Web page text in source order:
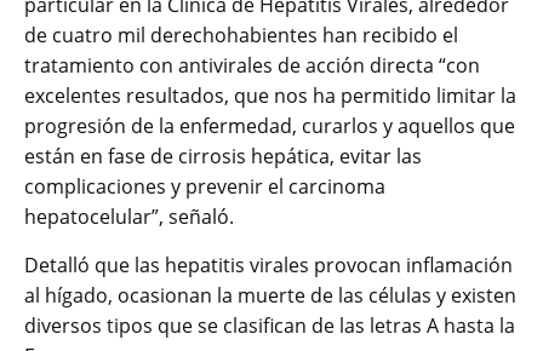
de cuatro mil derechohabientes han recibido el
tratamiento con antivirales de acción directa “con
excelentes resultados, que nos ha permitido limitar la
progresión de la enfermedad, curarlos y aquellos que
están en fase de cirrosis hepática, evitar las
complicaciones y prevenir el carcinoma
hepatocelular”, señaló.
Detalló que las hepatitis virales provocan inflamación
al hígado, ocasionan la muerte de las células y existen
diversos tipos que se clasifican de las letras A hasta la